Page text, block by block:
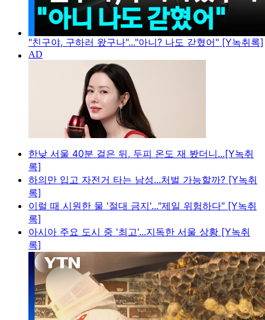
"친구야, 구하러 왔구나"..."아니? 나도 갇혔어" [Y녹취록]
한낮 서울 40분 걸은 뒤, 두피 온도 재 봤더니...[Y녹취
록]
하의만 입고 자전거 타는 남성...처벌 가능할까? [Y녹취
록]
이럴 때 시원한 물 '절대 금지'..."제일 위험하다" [Y녹취
록]
아시아 주요 도시 중 '최고'...지독한 서울 상황 [Y녹취
록]